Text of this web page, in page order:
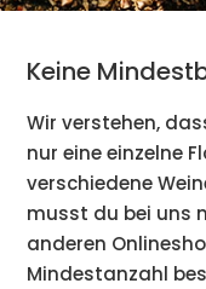
Keine
Wir verstehen,
nur eine einzelne
verschiedene
musst du bei uns
anderen
Mindestanzahl